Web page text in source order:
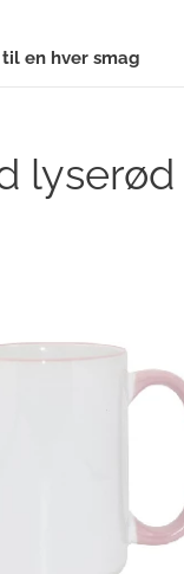
en hver smag